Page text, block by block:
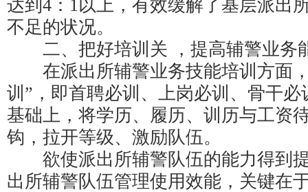
达到4：1以上，有效缓解了基层派出
不足的状况。
二、把好培训关 ，提高辅警业务
在派出所辅警业务技能培训方面，
训”，即首聘必训、上岗必训、骨干
基础上，将学历、履历、训历与工资
钩，拉开等级、激励队伍。
欲使派出所辅警队伍的能力得到
出所辅警队伍管理使用效能，关键在